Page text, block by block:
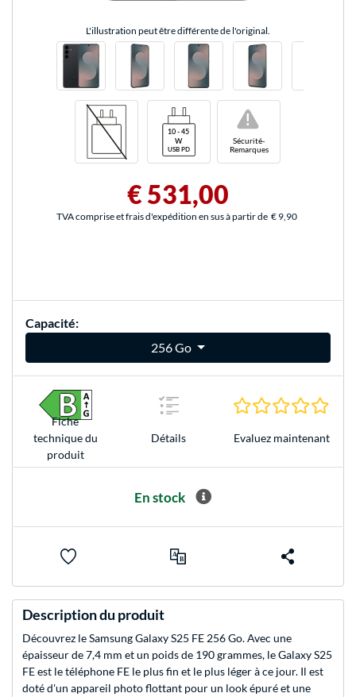
L'illustration peut être différente de l'original.
Sécurité-
Remarques
!
€ 531,00
TVA comprise et frais d'expédition en sus à partir de € 9,90
Capacité:
256 Go
Fiche
technique du
produit
Détails Evaluez maintenant
En stock
Description du produit
Découvrez le Samsung Galaxy S25 FE 256 Go. Avec une
épaisseur de 7,4 mm et un poids de 190 grammes, le Galaxy S25
FE est le téléphone FE le plus fin et le plus léger à ce jour. Il est
doté d'un appareil photo flottant pour un look épuré et une